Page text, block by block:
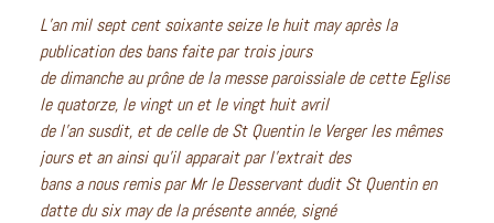
L’an mil sept cent soixante seize le huit may après la
publication des bans faite par trois jours
de dimanche au prône de la messe paroissiale de cette Eglise
le quatorze, le vingt un et le vingt huit avril
de l’an susdit, et de celle de St Quentin le Verger les mêmes
jours et an ainsi qu’il apparait par l’extrait des
bans a nous remis par Mr le Desservant dudit St Quentin en
datte du six may de la présente année, signé